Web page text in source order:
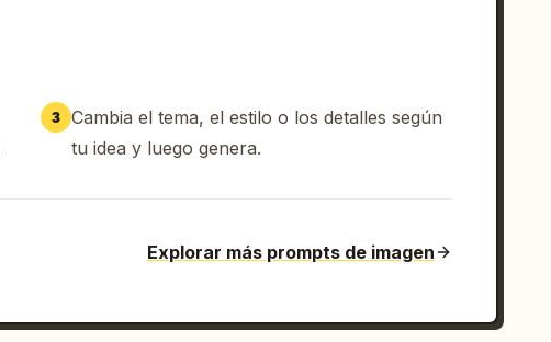
3 Cambia el tema, el estilo o los detalles según
tu idea y luego genera.
Explorar más prompts de imagen